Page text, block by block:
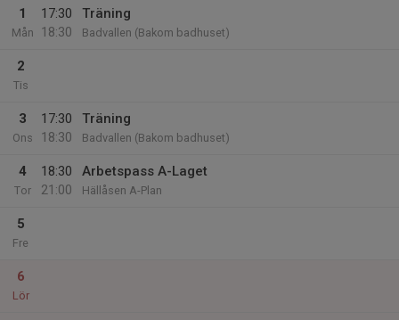
1
Mån
17:30
18:30
Träning
Badvallen (Bakom badhuset)
2
Tis
3
Ons
17:30
18:30
Träning
Badvallen (Bakom badhuset)
4
Tor
18:30
21:00
Arbetspass A-Laget
Hällåsen A-Plan
5
Fre
6
Lör